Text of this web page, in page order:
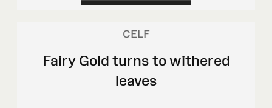
CELF
Fairy Gold turns to withered
leaves